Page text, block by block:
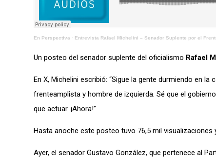
En Perspectiva · Entrevista Rafael Michelini – Senador Suplente por el
Un posteo del senador suplente del oficialismo Rafael
En X, Michelini escribió: “Sigue la gente durmiendo en
frenteamplista y hombre de izquierda. Sé que el
que actuar. ¡Ahora!”
Hasta anoche este posteo tuvo 76,5 mil visualizaciones
Ayer, el senador Gustavo González, que pertenece al